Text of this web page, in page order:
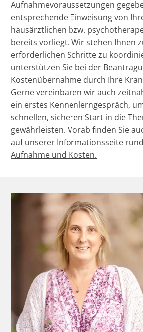
Aufnahmevoraussetzungen
entsprechende Einweisung von
hausärztlichen bzw.
bereits vorliegt. Wir stehen Ihnen
erforderlichen Schritte zu
unterstützen Sie bei der
Kostenübernahme durch Ihre
Gerne vereinbaren wir auch
ein erstes Kennenlerngespräch,
schnellen, sicheren Start in die
gewährleisten. Vorab finden Sie
auf unserer Informationsseite
Aufnahme und Kosten.